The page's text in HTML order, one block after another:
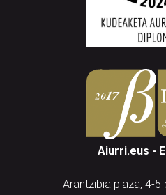
Aiurri.eus -
Arantzibia plaza, 4-5